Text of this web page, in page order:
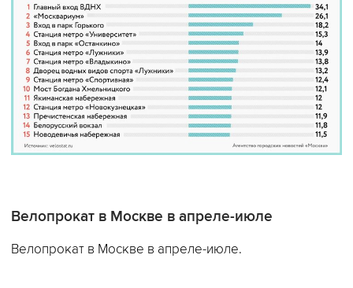
Велопрокат в Москве в апреле-июле
Велопрокат в Москве в апреле-июле.